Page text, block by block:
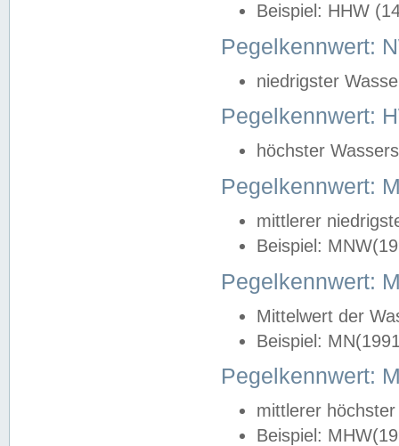
Beispiel: HHW
Pegelkennwert:
niedrigster
Pegelkennwert:
höchster
Pegelkennwert:
mittlerer
Beispiel:
Pegelkennwert:
Mittelwert der
Beispiel:
Pegelkennwert:
mittlerer
Beispiel: